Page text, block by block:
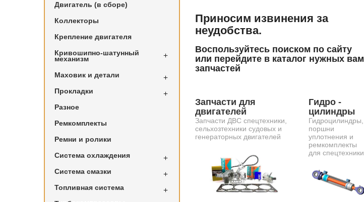
Двигатель (в сборе)
Коллекторы
Крепление двигателя
Кривошипно-шатунный
механизм 
Маховик и детали 
Прокладки 
Разное
Ремкомплекты
Ремни и ролики
Система охлаждения

Система смазки 
Топливная система 
Приносим извинения за
неудобства.
Воспользуйтесь поиском по сайту
или перейдите в каталог нужных вам
запчастей
Запчасти для
двигателей
Запчасти ДВС спецтехники,
сельхозтехники судовых и
генераторных двигателей
Гидро -
цилиндры
Гидроцилиндры,
поршни
уплотнения и
ремкомплекты
для спецтехники